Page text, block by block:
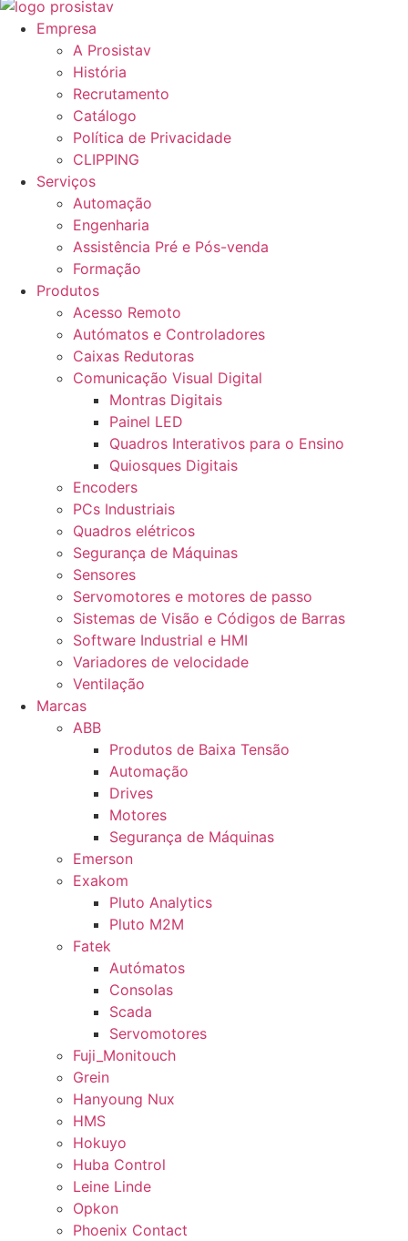
Empresa
A Prosistav
História
Recrutamento
Catálogo
Política de Privacidade
CLIPPING
Serviços
Automação
Engenharia
Assistência Pré e Pós-venda
Formação
Produtos
Acesso Remoto
Autómatos e Controladores
Caixas Redutoras
Comunicação Visual Digital
Montras Digitais
Painel LED
Quadros Interativos para o Ensino
Quiosques Digitais
Encoders
PCs Industriais
Quadros elétricos
Segurança de Máquinas
Sensores
Servomotores e motores de passo
Sistemas de Visão e Códigos de Barras
Software Industrial e HMI
Variadores de velocidade
Ventilação
Marcas
ABB
Produtos de Baixa Tensão
Automação
Drives
Motores
Segurança de Máquinas
Emerson
Exakom
Pluto Analytics
Pluto M2M
Fatek
Autómatos
Consolas
Scada
Servomotores
Fuji_Monitouch
Grein
Hanyoung Nux
HMS
Hokuyo
Huba Control
Leine Linde
Opkon
Phoenix Contact